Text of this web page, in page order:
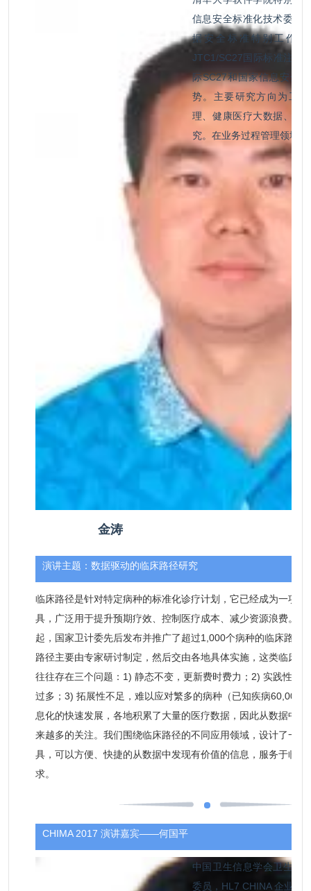
金涛
信息安全标准化技术委员
据安全标准特别工作组
JTC1/SC27国际标准注册
际SC27和国家信息安全
势。主要研究方向为工
理、健康医疗大数据、大
究。在业务过程管理领域
演讲主题：数据驱动的临床路径研究
临床路径是针对特定病种的标准化诊疗计划，它已经成为一项重
具，广泛用于提升预期疗效、控制医疗成本、减少资源浪费。
起，国家卫计委先后发布并推广了超过1,000个病种的临床路径
路径主要由专家研讨制定，然后交由各地具体实施，这类临床路
往往存在三个问题：1) 静态不变，更新费时费力；2) 实践性差
过多；3) 拓展性不足，难以应对繁多的病种（已知疾病60,000+
息化的快速发展，各地积累了大量的医疗数据，因此从数据中发
来越多的关注。我们围绕临床路径的不同应用领域，设计了一系
具，可以方便、快捷的从数据中发现有价值的信息，服务于临床
求。
CHIMA 2017 演讲嘉宾——何国平
中国卫生信息学会卫生信
委员，HL7 CHINA 企业成